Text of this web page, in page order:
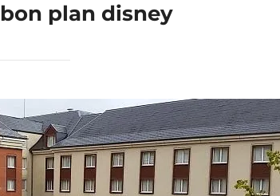
bon plan disney